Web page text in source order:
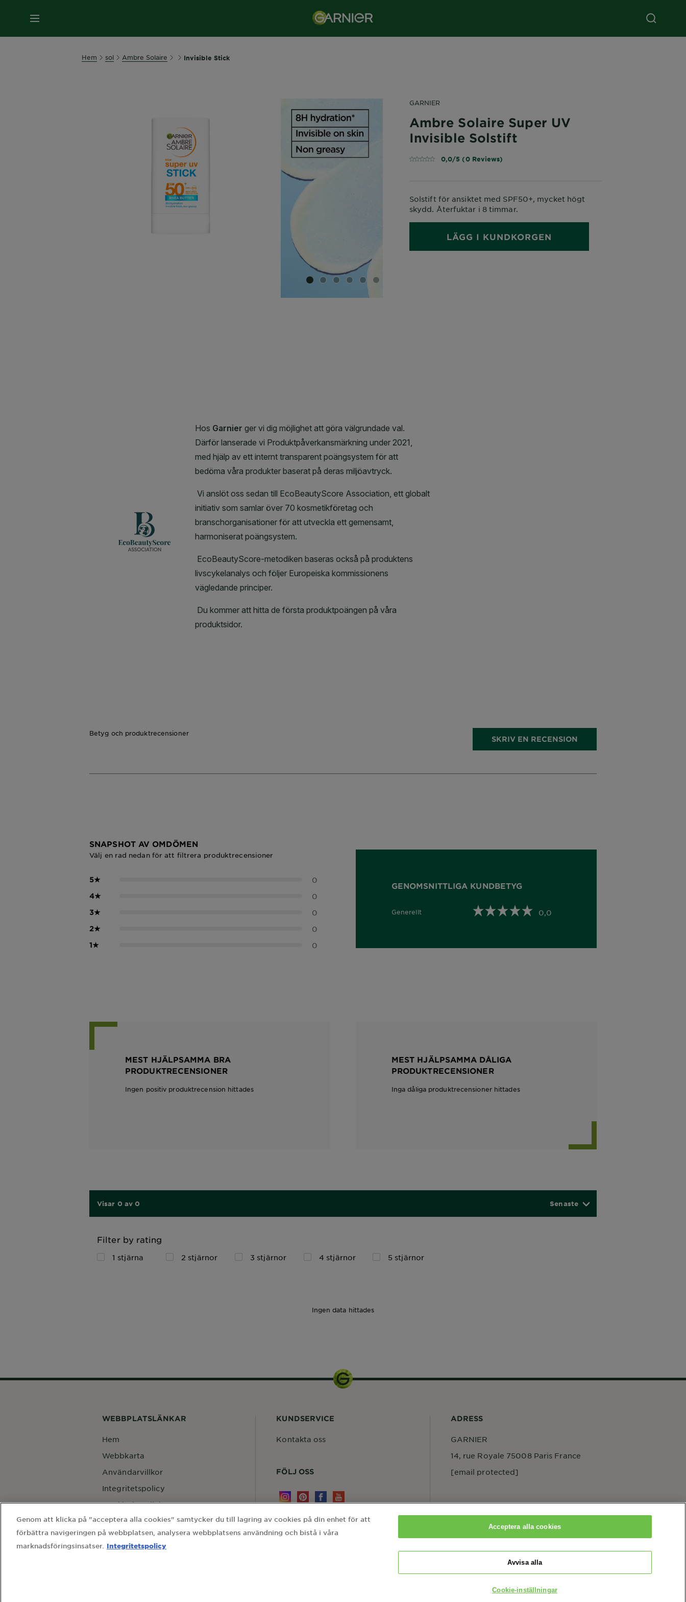
MENY
Hem sol Ambre Solaire Invisible Stick
SLIDE 1SLIDE 2
SLIDE 3
SLIDE 4
SLIDE 5SLIDE 6
GARNIER
Ambre Solaire Super UV
Invisible Solstift
0,0/5 (0 Reviews)
Solstift för ansiktet med SPF50+, mycket högt
skydd. Återfuktar i 8 timmar.
LÄGG I KUNDKORGEN
Betyg och produktrecensioner
SKRIV EN RECENSION
SNAPSHOT AV OMDÖMEN
Välj en rad nedan för att filtrera produktrecensioner
5★ 0
4★ 0
3★ 0
2★ 0
1★ 0
GENOMSNITTLIGA KUNDBETYG
Generellt
0,0 out of 5 stars 0,0
MEST HJÄLPSAMMA BRA
PRODUKTRECENSIONER
Ingen positiv produktrecension hittades
MEST HJÄLPSAMMA DÅLIGA
PRODUKTRECENSIONER
Inga dåliga produktrecensioner hittades
Visar 0 av 0 Senaste
Filter by rating
1 stjärna 2 stjärnor 3 stjärnor 4 stjärnor 5 stjärnor
Ingen data hittades
WEBBPLATSLÄNKAR
Hem
Webbkarta
Användarvillkor
Integritetspolicy
Cookie-inställningar
Kontakta vårt dataskyddsombud
Country
KUNDSERVICE
Kontakta oss
FÖLJ OSS
ADRESS
GARNIER
14, rue Royale 75008 Paris France
[email protected]
Genom att klicka på "acceptera alla cookies" samtycker du till lagring av cookies på din enhet för att
förbättra navigeringen på webbplatsen, analysera webbplatsens användning och bistå i våra
marknadsföringsinsatser. Integritetspolicy
Cookie-inställningar
Avvisa alla
Acceptera alla cookies